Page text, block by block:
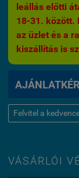
leállás előtti
18-31. között.
az üzlet és a
kiszállítás is
Felvitel a
VÁSÁRLÓI